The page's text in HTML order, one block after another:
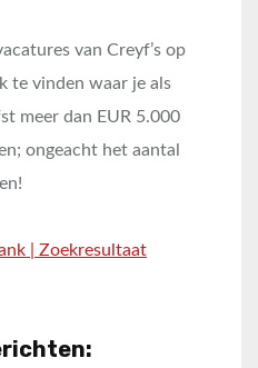
van Creyf’s op
te vinden waar je als
meer dan EUR 5.000
ongeacht het aantal